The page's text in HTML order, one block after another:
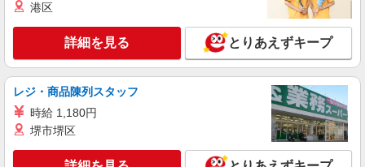
アルバイト
株式会社バイトレ（ADM821084）
未経験9割！説明通りにやるだけのシンプル軽
作業
日給9500円（就業先により異なる）
群馬県前橋市
詳細を見る
港区
詳細を見る とりあえずキープ
レジ・商品陳列スタッフ
時給 1,180円
堺市堺区